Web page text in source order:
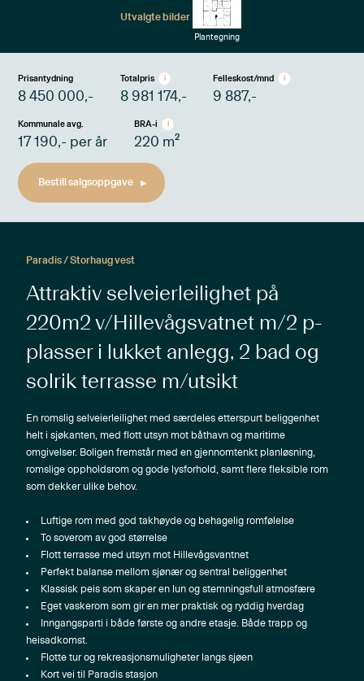
Utvalgte bilder
Plantegning
Prisantydning
8 450 000,-
Totalpris i
8 981 174,-
Felleskost/mnd i
9 887,-
Kommunale avg.
17 190,- per år
BRA-i i
220 m2
Bestill salgsoppgave
Paradis / Storhaug vest
Attraktiv selveierleilighet på
220m2 v/Hillevågsvatnet m/2 p-
plasser i lukket anlegg, 2 bad og
solrik terrasse m/utsikt
En romslig selveierleilighet med særdeles etterspurt beliggenhet
helt i sjøkanten, med flott utsyn mot båthavn og maritime
omgivelser. Boligen fremstår med en gjennomtenkt planløsning,
romslige oppholdsrom og gode lysforhold, samt flere fleksible rom
som dekker ulike behov.
Luftige rom med god takhøyde og behagelig romfølelse
To soverom av god størrelse
Flott terrasse med utsyn mot Hillevågsvantnet
Perfekt balanse mellom sjønær og sentral beliggenhet
Klassisk peis som skaper en lun og stemningsfull atmosfære
Eget vaskerom som gir en mer praktisk og ryddig hverdag
Inngangsparti i både første og andre etasje. Både trapp og
Flotte tur og rekreasjonsmuligheter langs sjøen
Kort vei til Paradis stasjon